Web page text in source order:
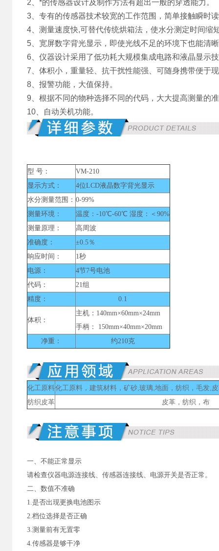
2、*的传感器设计及制作方法有超出一般的穿透能力。
3、专有的传感器技术较宽的工作范围，简单接触瞬时
4、测量速度快,可替代传统烘箱法，使水分测定时间
5、宽屏数字背光显示，即使光线不足的环境下也能清
6、仪器设计采用了低功耗大规模集成电路和液晶显示
7、体积小，重量轻、抗干扰性能强、可随身携带便于
8、报警功能，大值保持。
9、根据不同的物种选择不同的代码，大大提高测量的
10、自动关机功能。
型 号：
VM-210
显示方式：
4位LCD液晶数字背光显示
水分测量范围： 0-99%
测量环境：
温度：-10℃-60℃ 湿度：＜90%
测量原理：
高周波
准确度：
±0.5％
响应时间：
1秒
电源：
4节7号电池
代码：
21组
精度：
0.1
体积：
主机：140mm×60mm×24mm
手柄： 150mm×40mm×20mm
净重：
约210克
化工原料化工原料，建筑材料，矿砂,玻璃,地面，纺织，毛发,
纺织皮革
皮革，纺织，布
一、不能正常显示
请检查仪器电源连接线、传感器连接线、电源开关是否正常。
二、数值不准确
1.是否出现更换电池图示
2.档位选择是否正确
3.测量前有无置零
4.传感器是够干净